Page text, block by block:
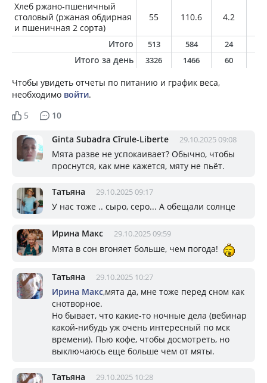
Хлеб ржано-пшеничный
столовый (ржаная обдирная
и пшеничная 2 сорта)
55 110.6 4.2
Итого 513 584 24
Итого за день 3326 1466 60
Чтобы увидеть отчеты по питанию и график веса,
необходимо войти.
5
10
Ginta Subadra Cīrule-Liberte 29.10.2025 09:08
Мята разве не успокаивает? Обычно, чтобы
проснутся, как мне кажется, мяту не пьёт.
Татьяна 29.10.2025 09:17
У нас тоже .. сыро, серо... А обещали солнце
Ирина Макс 29.10.2025 09:59
Мята в сон вгоняет больше, чем погода!
Татьяна 29.10.2025 10:27
Ирина Макс,мята да, мне тоже перед сном как
снотворное.
Но бывает, что какие-то ночные дела (вебинар
какой-нибудь уж очень интересный по мск
времени). Пью кофе, чтобы досмотреть, но
выключаюсь еще больше чем от мяты.
Татьяна 29.10.2025 10:28